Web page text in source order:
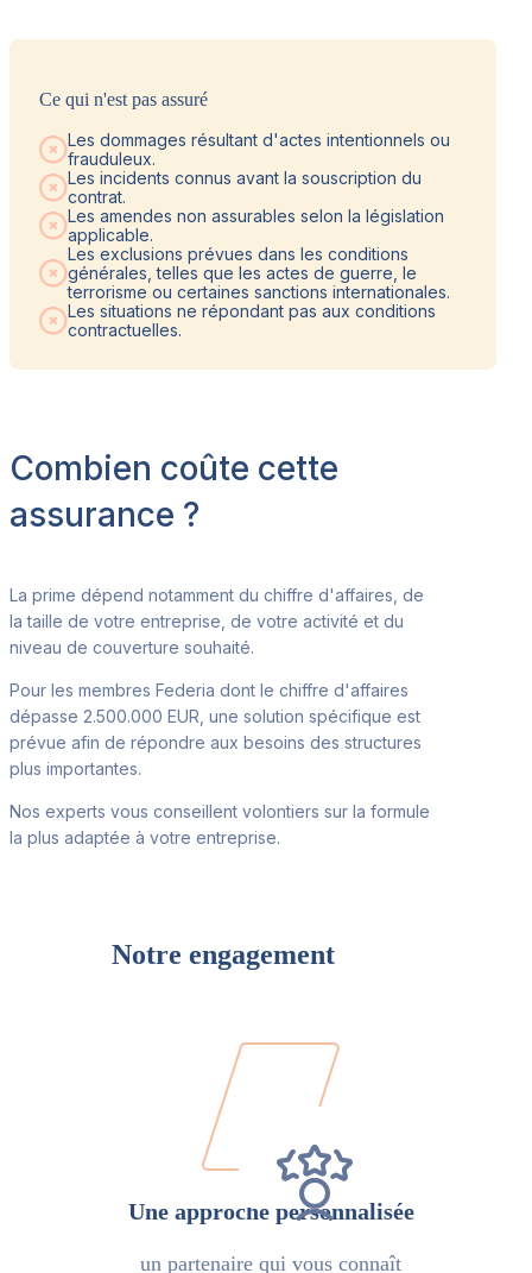
Ce qui n'est pas assuré
Les dommages résultant d'actes intentionnels ou
frauduleux.
Les incidents connus avant la souscription du
contrat.
Les amendes non assurables selon la législation
applicable.
Les exclusions prévues dans les conditions
générales, telles que les actes de guerre, le
terrorisme ou certaines sanctions internationales.
Les situations ne répondant pas aux conditions
contractuelles.
Combien coûte cette
assurance ?
La prime dépend notamment du chiffre d'affaires, de
la taille de votre entreprise, de votre activité et du
niveau de couverture souhaité.
Pour les membres Federia dont le chiffre d'affaires
dépasse 2.500.000 EUR, une solution spécifique est
prévue afin de répondre aux besoins des structures
plus importantes.
Nos experts vous conseillent volontiers sur la formule
la plus adaptée à votre entreprise.
Notre engagement
Une approche personnalisée
un partenaire qui vous connaît